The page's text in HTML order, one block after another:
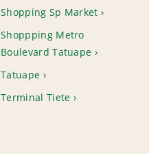
Shopping Sp Market
Shoppping Metro
Boulevard Tatuape
Tatuape
Terminal Tiete